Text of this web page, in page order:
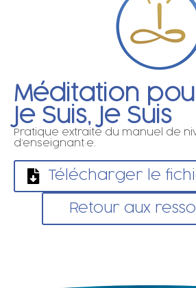
Méditation
Je Suis, Je Suis
Pratique extraite du manuel de
d’enseignant·e.
Télécharger le
Retour aux